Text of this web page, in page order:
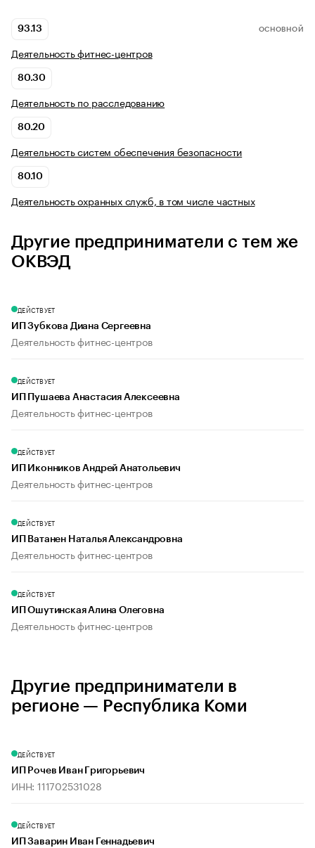
93.13 ОСНОВНОЙ
Деятельность фитнес-центров
80.30
Деятельность по расследованию
80.20
Деятельность систем обеспечения безопасности
80.10
Деятельность охранных служб, в том числе частных
Другие предприниматели с тем же
ОКВЭД
ДЕЙСТВУЕТ
ИП Зубкова Диана Сергеевна
Деятельность фитнес-центров
ДЕЙСТВУЕТ
ИП Пушаева Анастасия Алексеевна
Деятельность фитнес-центров
ДЕЙСТВУЕТ
ИП Иконников Андрей Анатольевич
Деятельность фитнес-центров
ДЕЙСТВУЕТ
ИП Ватанен Наталья Александровна
Деятельность фитнес-центров
ДЕЙСТВУЕТ
ИП Ошутинская Алина Олеговна
Деятельность фитнес-центров
Другие предприниматели в
регионе — Республика Коми
ДЕЙСТВУЕТ
ИП Рочев Иван Григорьевич
ИНН: 111702531028
ДЕЙСТВУЕТ
ИП Заварин Иван Геннадьевич